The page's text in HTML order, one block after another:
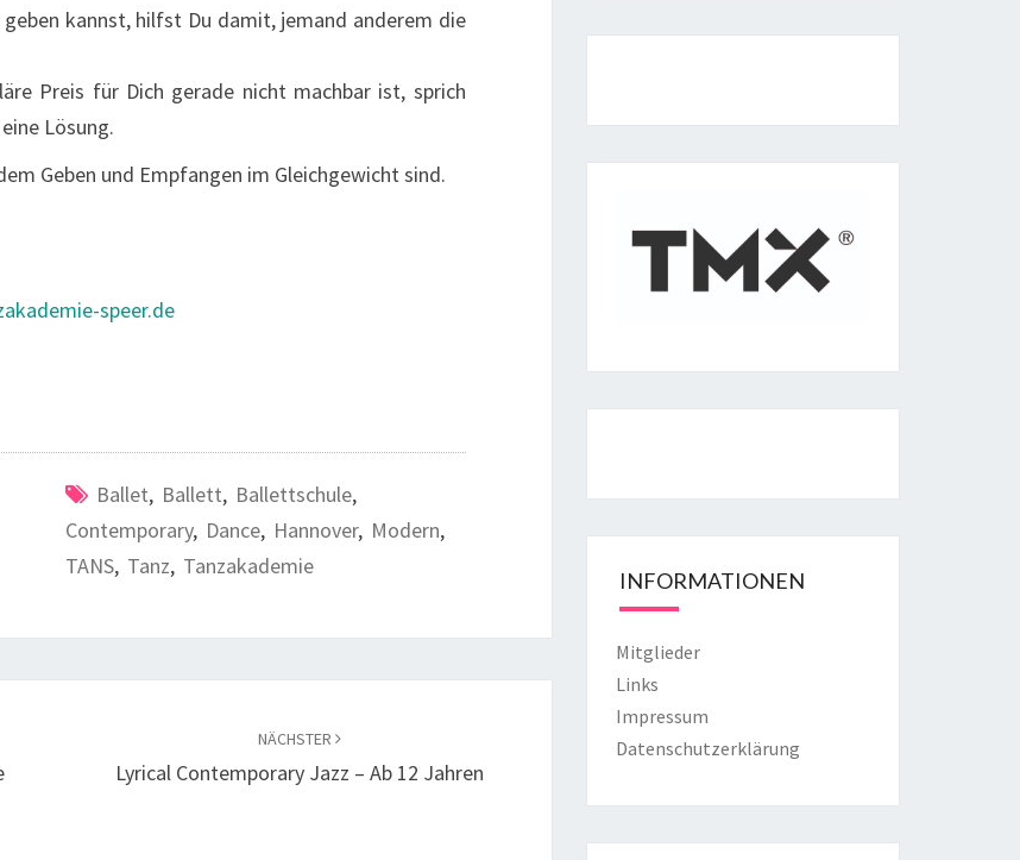
geben kannst, hilfst Du damit, jemand anderem die
Preis für Dich gerade nicht machbar ist, sprich
Lösung.
Geben und Empfangen im Gleichgewicht sind.
speer.de
Ballet, Ballett, Ballettschule,
Contemporary, Dance, Hannover, Modern,
TANS, Tanz, Tanzakademie
NÄCHSTER
Lyrical Contemporary Jazz – Ab 12 Jahren
INFORMATIONEN
Mitglieder
Links
Impressum
Datenschutzerklärung